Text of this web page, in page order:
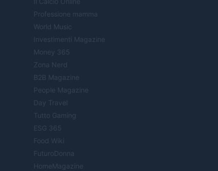
Professione mamma
World Music
Investimenti Magazine
Money 365
Zona Nerd
B2B Magazine
People Magazine
Day Travel
Tutto Gaming
ESG 365
Food Wiki
FuturoDonna
HomeMagazine